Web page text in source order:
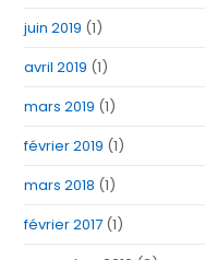
juin 2019 (1)
avril 2019 (1)
mars 2019 (1)
février 2019 (1)
mars 2018 (1)
février 2017 (1)